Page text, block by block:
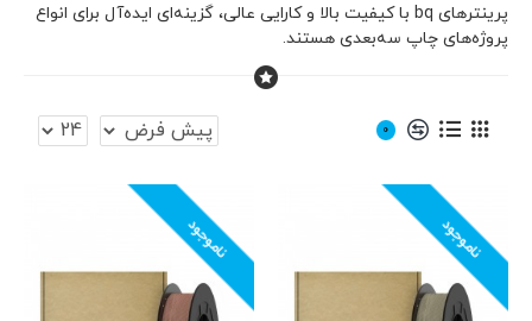
پرینترهای bq با کیفیت بالا و کارایی عالی، گزینه‌ای ایده‌آل برای انواع
پروژه‌های چاپ سه‌بعدی هستند.
0
ناموجود ناموجود